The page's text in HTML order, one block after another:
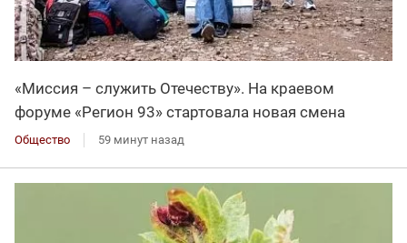
«Миссия – служить Отечеству». На краевом
форуме «Регион 93» стартовала новая смена
Общество 59 минут назад